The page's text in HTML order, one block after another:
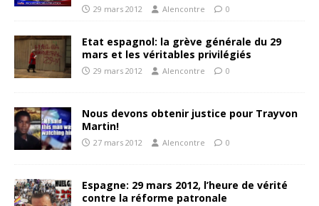
29 mars 2012 Alencontre 0
Etat espagnol: la grève générale du 29
mars et les véritables privilégiés
29 mars 2012 Alencontre 0
Nous devons obtenir justice pour Trayvon
Martin!
27 mars 2012 Alencontre 0
Espagne: 29 mars 2012, l’heure de vérité
contre la réforme patronale